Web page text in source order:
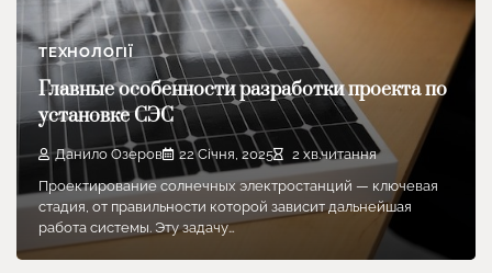
ТЕХНОЛОГІЇ
Главные особенности разработки проекта по
установке СЭС
Данило Озеров 22 Січня, 2025
2 хв.читання
Проектирование солнечных электростанций — ключевая
стадия, от правильности которой зависит дальнейшая
работа системы. Эту задачу…